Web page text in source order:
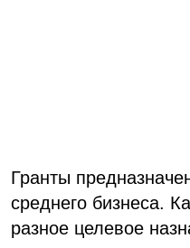
Гранты
среднего бизнеса.
разное целевое